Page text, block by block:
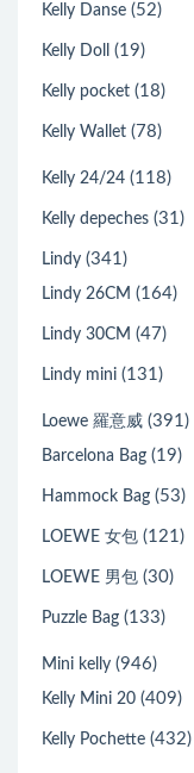
Kelly Danse (52)
Kelly Doll (19)
Kelly pocket (18)
Kelly Wallet (78)
Kelly 24/24 (118)
Kelly depeches (31)
Lindy (341)
Lindy 26CM (164)
Lindy 30CM (47)
Lindy mini (131)
Loewe 羅意威 (391)
Barcelona Bag (19)
Hammock Bag (53)
LOEWE 女包 (121)
LOEWE 男包 (30)
Puzzle Bag (133)
Mini kelly (946)
Kelly Mini 20 (409)
Kelly Pochette (432)